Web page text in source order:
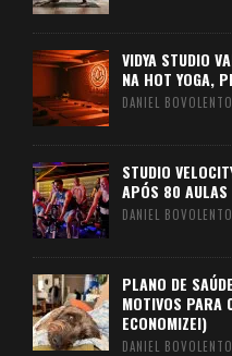
VIDYA STUDIO
NA HOT YOGA,
DANIEL BOVOLENTO
STUDIO
APÓS 80 AULAS
DANIEL BOVOLENTO
PLANO DE
MOTIVOS PARA
ECONOMIZEI)
DANIEL BOVOLENTO